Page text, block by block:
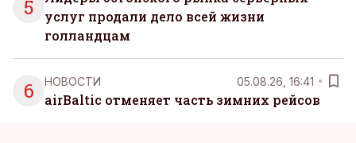
5
услуг продали дело всей жизни
голландцам
6 НОВОСТИ 05.08.26, 16:41
airBaltic отменяет часть зимних рейсов